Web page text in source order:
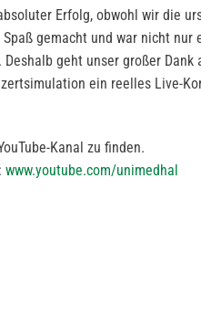
Erfolg, obwohl wir die
gemacht und war nicht nur
geht unser großer Dank
ein reelles Live-
Kanal zu finden.
www.youtube.com/unimedhal